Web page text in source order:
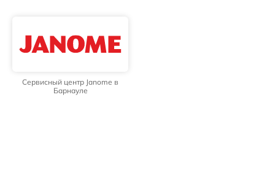
Сервисный центр Janome в
Барнауле